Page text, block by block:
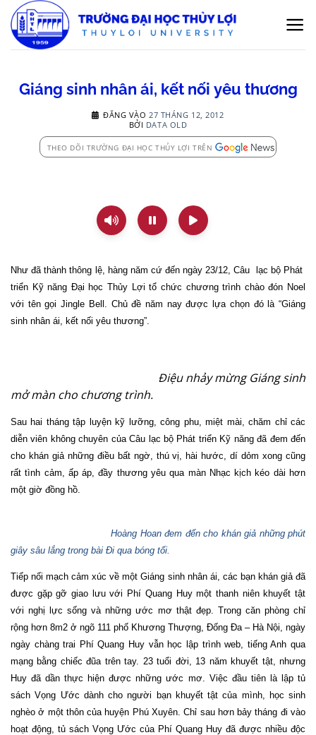
qua
nội
Giáng sinh nhân ái, kết nối yêu thương
ĐĂNG VÀO 27 THÁNG 12, 2012
BỞI DATA OLD
THEO DÕI TRƯỜNG ĐẠI HỌC THỦY LỢI TRÊN
Như đã thành thông lệ, hàng năm cứ đến ngày 23/12, Câu
lạc bộ Phát
triển Kỹ năng Đại học Thủy Lợi tổ chức chương trình chào đón Noel
với tên gọi Jingle Bell. Chủ đề năm nay được lựa chọn đó là “Giáng
sinh nhân ái, kết nối yêu thương”.
Điệu nhảy mừng Giáng sinh
mở màn cho chương trình.
Sau hai tháng tập luyện kỹ lưỡng, công phu, miệt mài, chăm chỉ các
diễn viên không chuyên của Câu lạc bộ Phát triển Kỹ năng đã đem đến
cho khán giả những điều bất ngờ, thú vị, hài hước, dí dỏm xong cũng
rất tình cảm, ấp áp, đầy thương yêu qua màn Nhạc kịch kéo dài hơn
một giờ đồng hồ.
Hoàng Hoan đem đến cho khán giả những phút
giây sâu lắng trong bài Đi qua bóng tối.
Tiếp nối mạch cảm xúc về một Giáng sinh nhân ái, các bạn khán giả đã
được gặp gỡ giao lưu với Phí Quang Huy một thanh niên khuyết tật
với nghị lực sống và những ước mơ thật đẹp. Trong căn phòng chỉ
rộng hơn 8m2 ở ngõ 111 phố Khương Thượng, Đống Đa – Hà Nội, ngày
ngày chàng trai Phí Quang Huy vẫn học lập trình web, tiếng Anh qua
mạng bằng chiếc đũa trên tay. 23 tuổi đời, 13 năm khuyết tật, nhưng
Huy đã dần thực hiện được những ước mơ. Việc đầu tiên là lập tủ
sách Vọng Ước dành cho người bạn khuyết tật của mình, học sinh
nghèo ở một thôn của huyện Phú Xuyên. Chỉ sau hơn bảy tháng đi vào
hoạt động, tủ sách Vọng Ước của Phí Quang Huy đã được nhiều độc